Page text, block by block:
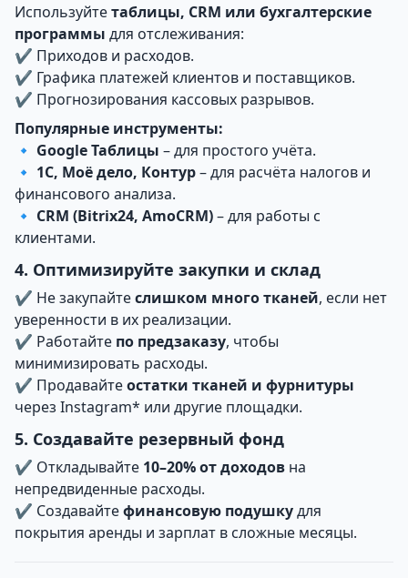
Используйтетаблицы, CRM или бухгалтерские
программы для отслеживания:
✔ Приходов и расходов.
✔ Графика платежей клиентов и поставщиков.
✔ Прогнозирования кассовых разрывов.
Популярные инструменты:
🔹 Google Таблицы – для простого учёта.
🔹 1С, Моё дело, Контур– для расчёта налогов и
финансового анализа.
🔹 CRM (Bitrix24, AmoCRM)– для работы с
клиентами.
4. Оптимизируйте закупки и склад
✔ Не закупайтеслишком много тканей, если нет
уверенности в их реализации.
✔ Работайте по предзаказу, чтобы
минимизировать расходы.
✔ Продавайтеостатки тканей и фурнитуры
через Instagram* или другие площадки.
5. Создавайте резервный фонд
✔ Откладывайте 10–20% от доходов на
непредвиденные расходы.
✔ Создавайтефинансовую подушкудля
покрытия аренды и зарплат в сложные месяцы.